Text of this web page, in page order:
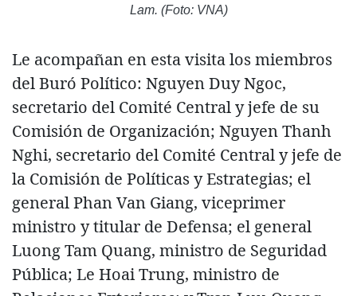
Lam. (Foto: VNA)
Le acompañan en esta visita los miembros
del Buró Político: Nguyen Duy Ngoc,
secretario del Comité Central y jefe de su
Comisión de Organización; Nguyen Thanh
Nghi, secretario del Comité Central y jefe de
la Comisión de Políticas y Estrategias; el
general Phan Van Giang, viceprimer
ministro y titular de Defensa; el general
Luong Tam Quang, ministro de Seguridad
Pública; Le Hoai Trung, ministro de